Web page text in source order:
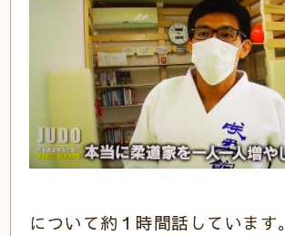
について約１時間話しています。